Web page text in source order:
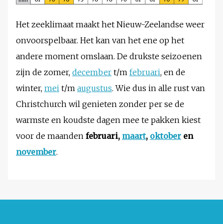
Het zeeklimaat maakt het Nieuw-Zeelandse weer
onvoorspelbaar. Het kan van het ene op het
andere moment omslaan. De drukste seizoenen
zijn de zomer, december t/m februari, en de
winter, mei t/m augustus. Wie dus in alle rust van
Christchurch wil genieten zonder per se de
warmste en koudste dagen mee te pakken kiest
voor de maanden februari, maart, oktober en
november.